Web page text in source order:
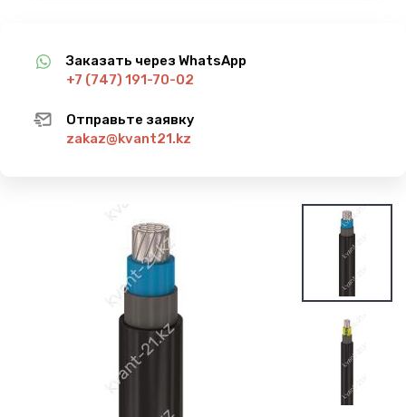
Заказать через WhatsApp
+7 (747) 191-70-02
Отправьте заявку
zakaz@kvant21.kz